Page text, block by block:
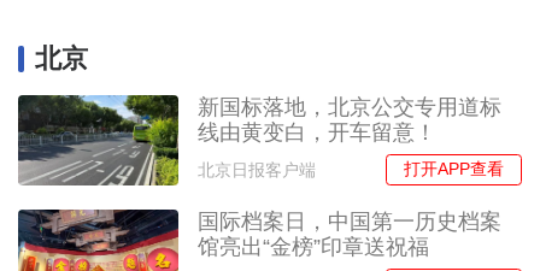
北京
新国标落地，北京公交专用道标
线由黄变白，开车留意！
北京日报客户端 打开APP查看
国际档案日，中国第一历史档案
馆亮出“金榜”印章送祝福